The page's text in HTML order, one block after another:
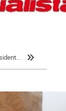
informations
la coalition de